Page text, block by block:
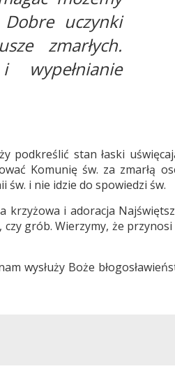
uczynki
zmarłych.
podkreślić stan łaski
Komunię św. za zmarłą
i nie idzie do spowiedzi św.
krzyżowa i adoracja
grób. Wierzymy, że
wysłuży Boże